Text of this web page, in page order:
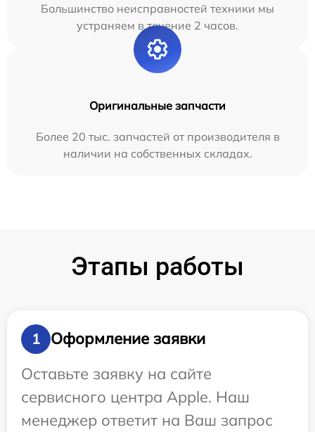
Большинство неисправностей техники мы
устраняем в течение 2 часов.
Оригинальные запчасти
Более 20 тыс. запчастей от производителя в
наличии на собственных складах.
Этапы работы
1
Оформление заявки
Оставьте заявку на сайте
сервисного центра Apple. Наш
менеджер ответит на Ваш запрос